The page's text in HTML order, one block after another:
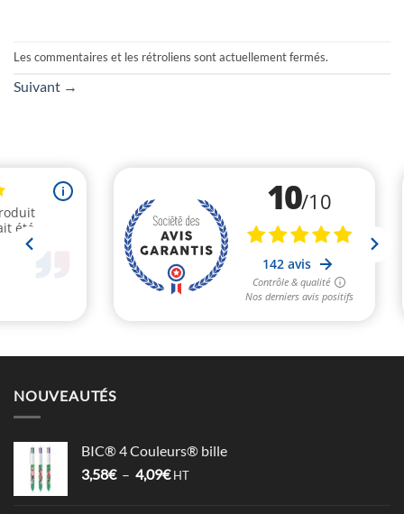
Les commentaires et les rétroliens sont actuellement fermés.
Suivant →
NOUVEAUTÉS
BIC® 4 Couleurs® bille
3,58€ – 4,09€Plage
HT